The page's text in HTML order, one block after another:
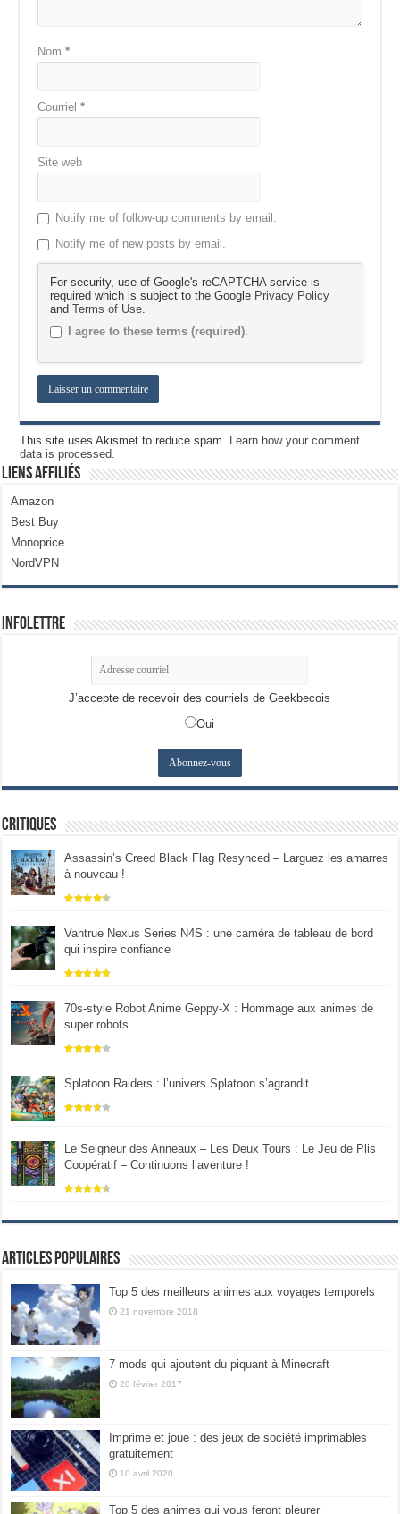
Nom*
Courriel*
Site web
Notify me of follow-up comments by email.
Notify me of new posts by email.
For security, use of Google's reCAPTCHA service is
required which is subject to the Google Privacy Policy
andTerms of Use.
I agree to these terms (required).
This site uses Akismet to reduce spam. Learn how your comment
data is processed.
Liens Affiliés
Amazon
Best Buy
Monoprice
NordVPN
Infolettre
J’accepte de recevoir des courriels de Geekbecois
Oui
Critiques
Assassin’s Creed Black Flag Resynced – Larguez les amarres
à nouveau !
Vantrue Nexus Series N4S : une caméra de tableau de bord
qui inspire confiance
70s-style Robot Anime Geppy-X : Hommage aux animes de
super robots
Splatoon Raiders : l’univers Splatoon s’agrandit
Le Seigneur des Anneaux – Les Deux Tours : Le Jeu de Plis
Coopératif – Continuons l’aventure !
Articles populaires
Top 5 des meilleurs animes aux voyages temporels
21 novembre 2018
7 mods qui ajoutent du piquant à Minecraft
20 février 2017
Imprime et joue : des jeux de société imprimables
gratuitement
10 avril 2020
Top 5 des animes qui vous feront pleurer